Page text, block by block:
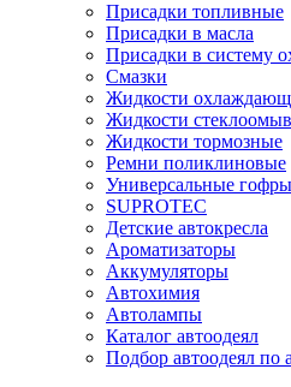
Присадки топливные
Присадки в масла
Присадки в систему
Смазки
Жидкости
Жидкости
Жидкости тормозные
Ремни поликлиновые
Универсальные
SUPROTEC
Детские автокресла
Ароматизаторы
Аккумуляторы
Автохимия
Автолампы
Каталог автоодеял
Подбор автоодеял по